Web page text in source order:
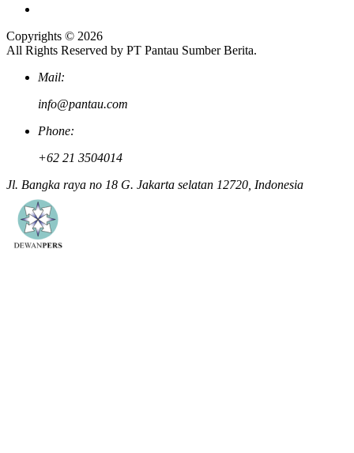
Copyrights © 2026
All Rights Reserved by PT Pantau Sumber Berita.
Mail:
info@pantau.com
Phone:
+62 21 3504014
Jl. Bangka raya no 18 G. Jakarta selatan 12720, Indonesia